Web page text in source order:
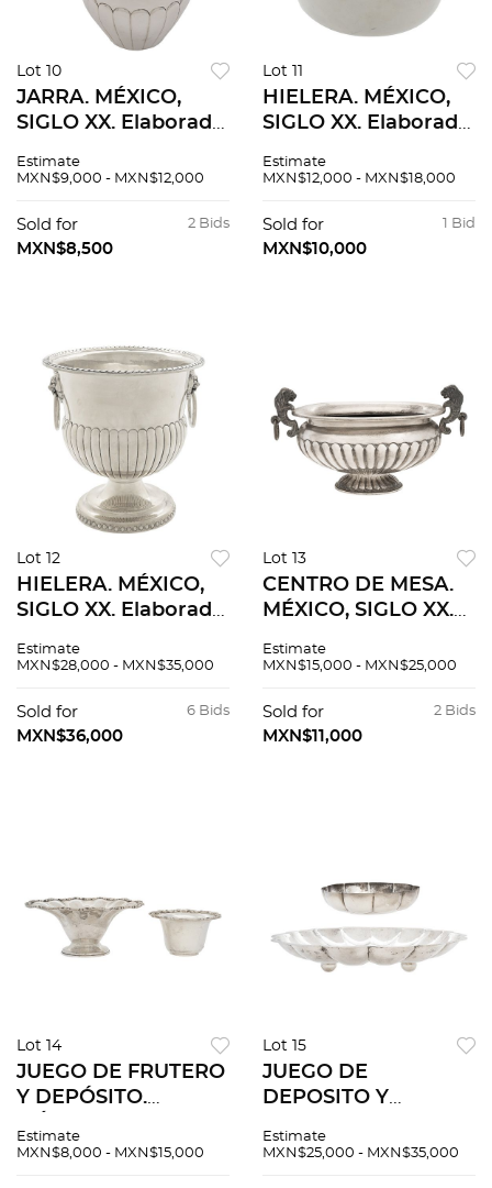
Lot 10
JARRA. MÉXICO,
SIGLO XX. Elaborada
Sterling, ley 0.925.
motivos lobulados.
Estimate
MXN$9,000 - MXN$12,000
2 Bids
Sold for
MXN$8,500
Lot 11
HIELERA. MÉXICO,
SIGLO XX. Elaborada
Sterling, ley 0.925.
Estimate
MXN$12,000 - MXN$18,000
1 Bid
Sold for
MXN$10,000
Lot 12
HIELERA. MÉXICO,
SIGLO XX. Elaborada
Sterling, ley 0.925.
motivos lobulados,
mascarones y asas
Estimate
MXN$28,000 - MXN$35,000
6 Bids
Sold for
MXN$36,000
Lot 13
CENTRO DE MESA.
MÉXICO, SIGLO XX.
TANE, Sterling, ley
Estimate
MXN$15,000 - MXN$25,000
2 Bids
Sold for
MXN$11,000
Lot 14
JUEGO DE FRUTERO
Y DEPÓSITO.
Elaborados en plata
Estimate
MXN$8,000 - MXN$15,000
Lot 15
JUEGO DE
DEPOSITO Y
MÉXICO, SIGLO XX.
Estimate
MXN$25,000 - MXN$35,000